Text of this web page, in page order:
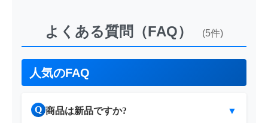
よくある質問（FAQ） (5件)
人気のFAQ
Q 商品は新品ですか? ▼